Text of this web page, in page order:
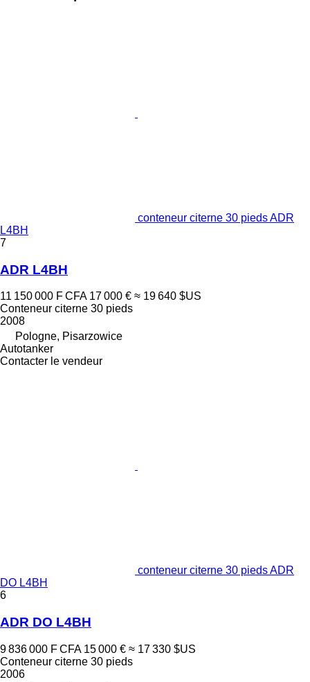
conteneur citerne 30 pieds ADR
L4BH
7
ADR L4BH
11 150 000 F CFA 17 000 € ≈ 19 640 $US
Conteneur citerne 30 pieds
2008
Pologne, Pisarzowice
Autotanker
Contacter le vendeur
conteneur citerne 30 pieds ADR
DO L4BH
6
ADR DO L4BH
9 836 000 F CFA 15 000 € ≈ 17 330 $US
Conteneur citerne 30 pieds
2006